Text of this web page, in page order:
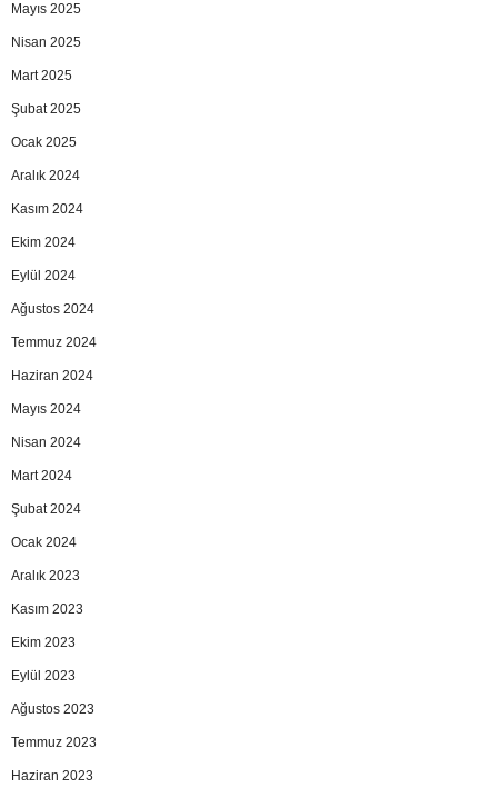
Mayıs 2025
Nisan 2025
Mart 2025
Şubat 2025
Ocak 2025
Aralık 2024
Kasım 2024
Ekim 2024
Eylül 2024
Ağustos 2024
Temmuz 2024
Haziran 2024
Mayıs 2024
Nisan 2024
Mart 2024
Şubat 2024
Ocak 2024
Aralık 2023
Kasım 2023
Ekim 2023
Eylül 2023
Ağustos 2023
Temmuz 2023
Haziran 2023